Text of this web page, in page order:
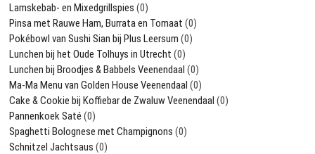
Lamskebab- en Mixedgrillspies (0)
Pinsa met Rauwe Ham, Burrata en Tomaat (0)
Pokébowl van Sushi Sian bij Plus Leersum (0)
Lunchen bij het Oude Tolhuys in Utrecht (0)
Lunchen bij Broodjes & Babbels Veenendaal (0)
Ma-Ma Menu van Golden House Veenendaal (0)
Cake & Cookie bij Koffiebar de Zwaluw Veenendaal (0)
Pannenkoek Saté (0)
Spaghetti Bolognese met Champignons (0)
Schnitzel Jachtsaus (0)